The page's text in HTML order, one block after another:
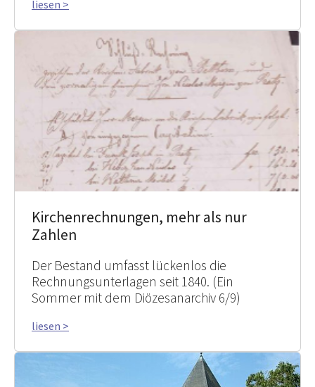
liesen >
Kirchenrechnungen, mehr als nur
Zahlen
Der Bestand umfasst lückenlos die
Rechnungsunterlagen seit 1840. (Ein
Sommer mit dem Diözesanarchiv 6/9)
liesen >